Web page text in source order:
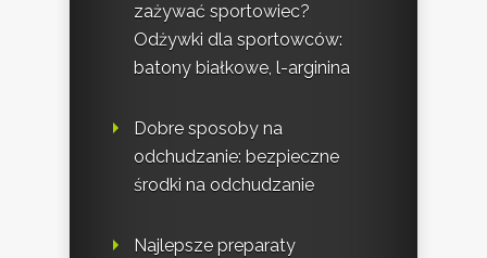
zażywać sportowiec?
Odżywki dla sportowców:
batony białkowe, l-arginina
Dobre sposoby na
odchudzanie: bezpieczne
środki na odchudzanie
Najlepsze preparaty